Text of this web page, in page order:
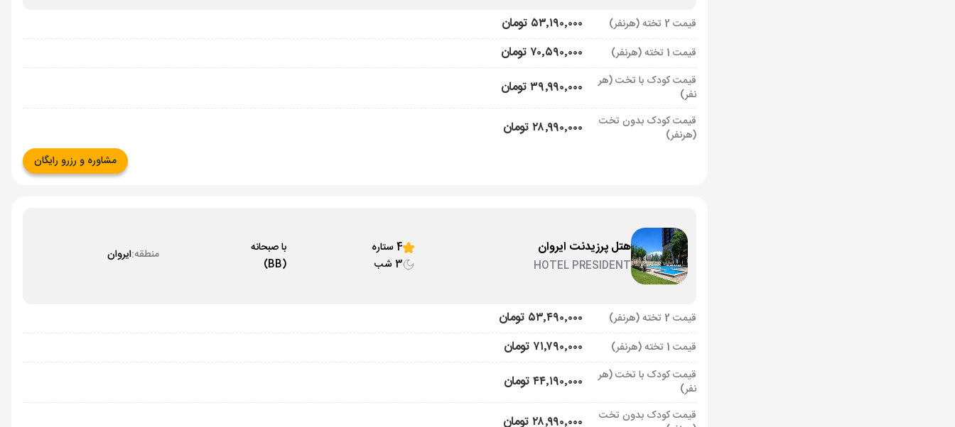
قیمت 2 تخته (هرنفر) ۵۳٬۱۹۰٬۰۰۰ تومان
قیمت 1 تخته (هرنفر) ۷۰٬۵۹۰٬۰۰۰ تومان
قیمت کودک با تخت (هر
نفر)
۳۹٬۹۹۰٬۰۰۰ تومان
قیمت کودک بدون تخت
(هرنفر)
۲۸٬۹۹۰٬۰۰۰ تومان
مشاوره و رزرو رایگان
هتل پرزیدنت ایروان
HOTEL PRESIDENT
4 ستاره
3 شب
با صبحانه
(BB)
منطقه:ایروان
قیمت 2 تخته (هرنفر) ۵۳٬۴۹۰٬۰۰۰ تومان
قیمت 1 تخته (هرنفر) ۷۱٬۷۹۰٬۰۰۰ تومان
قیمت کودک با تخت (هر
نفر)
۴۴٬۱۹۰٬۰۰۰ تومان
قیمت کودک بدون تخت
۲۸٬۹۹۰٬۰۰۰ تومان